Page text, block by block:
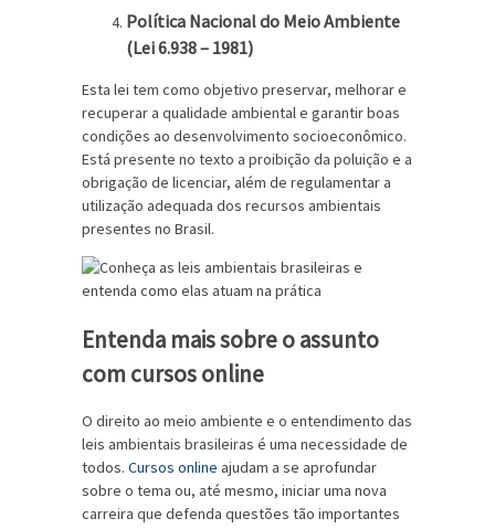
Política Nacional do Meio Ambiente
(Lei 6.938 – 1981)
Esta lei tem como objetivo preservar, melhorar e
recuperar a qualidade ambiental e garantir boas
condições ao desenvolvimento socioeconômico.
Está presente no texto a proibição da poluição e a
obrigação de licenciar, além de regulamentar a
utilização adequada dos recursos ambientais
presentes no Brasil.
Entenda mais sobre o assunto
com cursos online
O direito ao meio ambiente e o entendimento das
leis ambientais brasileiras é uma necessidade de
todos. Cursos online ajudam a se aprofundar
sobre o tema ou, até mesmo, iniciar uma nova
carreira que defenda questões tão importantes